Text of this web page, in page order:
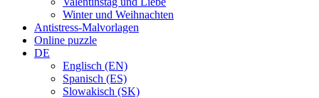
Winter und Weihnachten
Antistress-Malvorlagen
Online puzzle
DE
Englisch (EN)
Spanisch (ES)
Slowakisch (SK)